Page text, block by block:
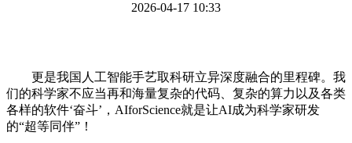
2026-04-17 10:33
更是我国人工智能手艺取科研立异深度融合的里程碑。我
们的科学家不应当再和海量复杂的代码、复杂的算力以及各类
各样的软件‘奋斗’，AIforScience就是让AI成为科学家研发
的“超等同伴”！